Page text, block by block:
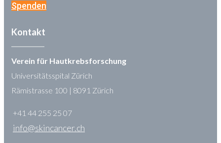
Spenden
Kontakt
Verein für Hautkrebsforschung
Universitätsspital Zürich
Rämistrasse 100 | 8091 Zürich
+41 44 255 25 07
info@skincancer.ch